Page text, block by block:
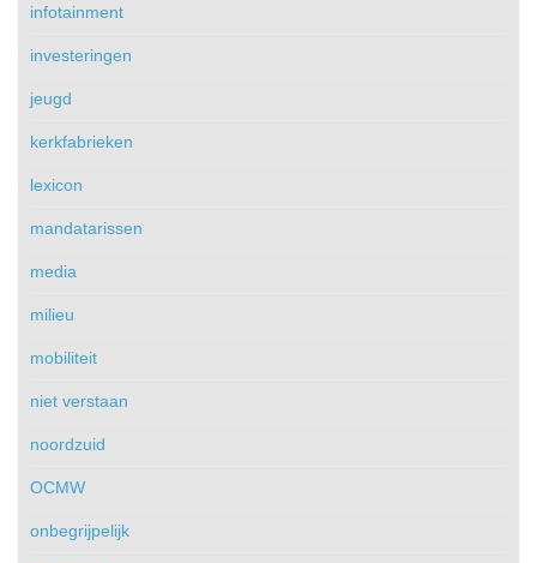
infotainment
investeringen
jeugd
kerkfabrieken
lexicon
mandatarissen
media
milieu
mobiliteit
niet verstaan
noordzuid
OCMW
onbegrijpelijk